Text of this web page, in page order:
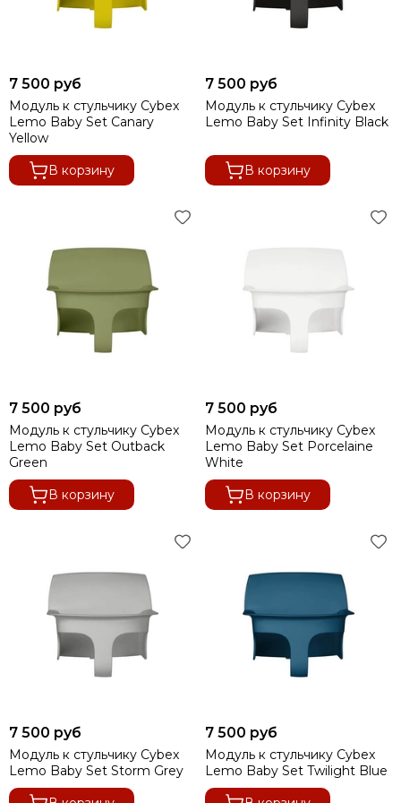
7 500 руб
Модуль к стульчику Cybex
Lemo Baby Set Canary
Yellow
В корзину
7 500 руб
Модуль к стульчику Cybex
Lemo Baby Set Infinity Black
В корзину
7 500 руб
Модуль к стульчику Cybex
Lemo Baby Set Outback
Green
В корзину
7 500 руб
Модуль к стульчику Cybex
Lemo Baby Set Porcelaine
White
В корзину
7 500 руб
Модуль к стульчику Cybex
Lemo Baby Set Storm Grey
7 500 руб
Модуль к стульчику Cybex
Lemo Baby Set Twilight Blue